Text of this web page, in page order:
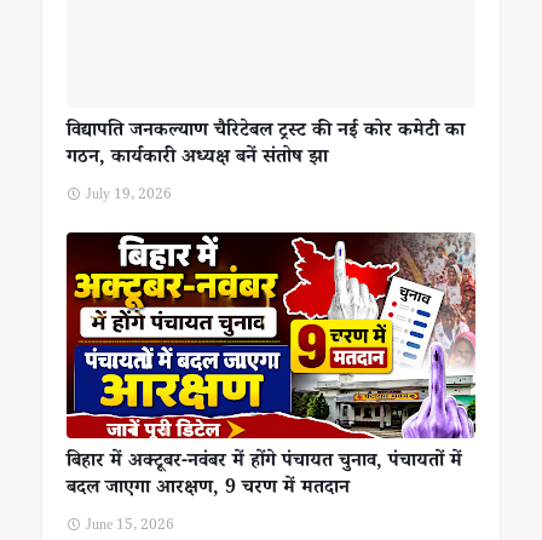
विद्यापति जनकल्याण चैरिटेबल ट्रस्ट की नई कोर कमेटी का
गठन, कार्यकारी अध्यक्ष बनें संतोष झा
July 19, 2026
बिहार में अक्टूबर-नवंबर में होंगे पंचायत चुनाव, पंचायतों में
बदल जाएगा आरक्षण, 9 चरण में मतदान
June 15, 2026